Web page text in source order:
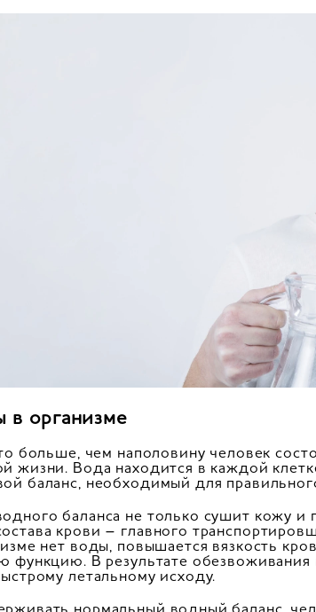
в организме
больше, чем наполовину человек
жизни. Вода находится в каждой
баланс, необходимый для
баланса не только сушит кожу
крови – главного
нет воды, повышается вязкость
функцию. В результате
летальному исходу.